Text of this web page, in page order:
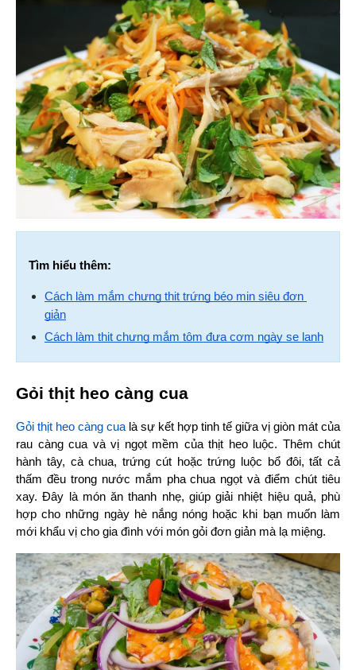
Tìm hiểu thêm:
Cách làm mắm chưng thịt trứng béo mịn siêu đơn
giản
Cách làm thịt chưng mắm tôm đưa cơm ngày se lạnh
Gỏi thịt heo càng cua
Gỏi thịt heo càng cua là sự kết hợp tinh tế giữa vị giòn mát của
rau càng cua và vị ngọt mềm của thịt heo luộc. Thêm chút
hành tây, cà chua, trứng cút hoặc trứng luộc bổ đôi, tất cả
thấm đều trong nước mắm pha chua ngọt và điểm chút tiêu
xay. Đây là món ăn thanh nhẹ, giúp giải nhiệt hiệu quả, phù
hợp cho những ngày hè nắng nóng hoặc khi bạn muốn làm
mới khẩu vị cho gia đình với món gỏi đơn giản mà lạ miệng.